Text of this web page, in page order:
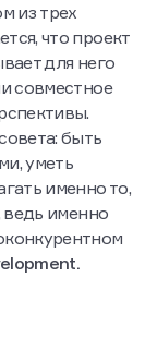
из трех
что проект
для него
совместное
быть
уметь
именно то,
ведь именно